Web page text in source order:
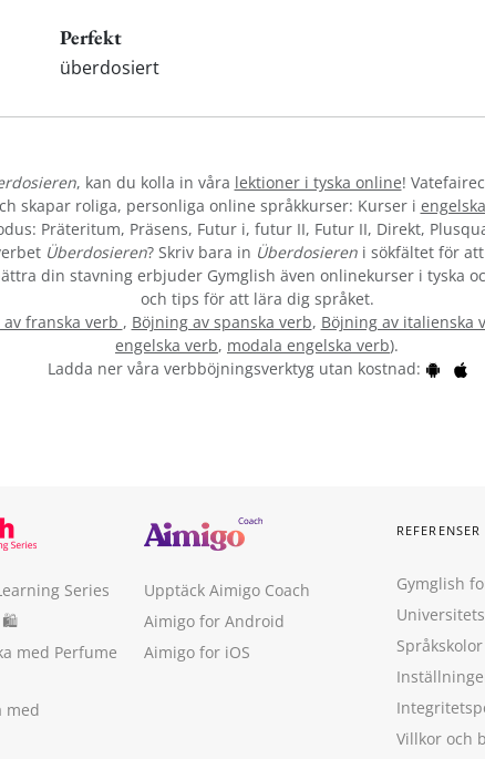
Perfekt
überdosiert
, kan du kolla in våra lektioner i tyska online!
skapar roliga, personliga online språkkurser: Kurser i engelska
Präteritum, Präsens, Futur i, futur II, Futur II, Direkt,
Überdosieren? Skriv bara in Überdosieren i sökfältet för
din stavning erbjuder Gymglish även onlinekurser i tyska
och tips för att lära dig språket.
franska verb , Böjning av spanska verb, Böjning av italienska
engelska verb, modala engelska verb).
Ladda ner våra verbböjningsverktyg utan kostnad:
Series
🛍
med Perfume
med
Upptäck Aimigo Coach
Aimigo for Android
Aimigo for iOS
REFERENSER
Gymglish
Språkskolor
Villkor och